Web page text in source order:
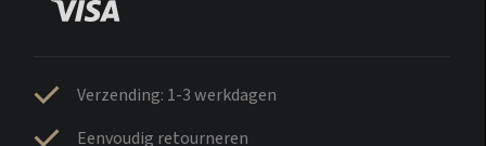
Verzending: 1-3 werkdagen
Eenvoudig retourneren